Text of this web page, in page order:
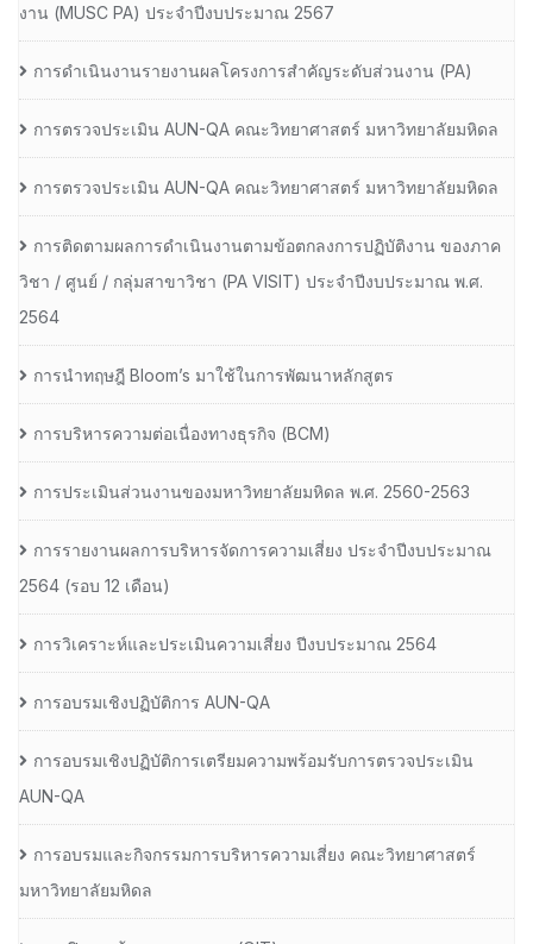
งาน (MUSC PA) ประจำปีงบประมาณ 2567
การดำเนินงานรายงานผลโครงการสำคัญระดับส่วนงาน (PA)
การตรวจประเมิน AUN-QA คณะวิทยาศาสตร์ มหาวิทยาลัยมหิดล
การตรวจประเมิน AUN-QA คณะวิทยาศาสตร์ มหาวิทยาลัยมหิดล
การติดตามผลการดำเนินงานตามข้อตกลงการปฏิบัติงาน ของภาค
วิชา / ศูนย์ / กลุ่มสาขาวิชา (PA VISIT) ประจำปีงบประมาณ พ.ศ.​
2564
การนำทฤษฎี Bloom’s มาใช้ในการพัฒนาหลักสูตร
การบริหารความต่อเนื่องทางธุรกิจ (BCM)
การประเมินส่วนงานของมหาวิทยาลัยมหิดล พ.ศ. 2560-2563
การรายงานผลการบริหารจัดการความเสี่ยง ประจำปีงบประมาณ
2564 (รอบ 12 เดือน)
การวิเคราะห์และประเมินความเสี่ยง ปีงบประมาณ 2564
การอบรมเชิงปฏิบัติการ AUN-QA
การอบรมเชิงปฏิบัติการเตรียมความพร้อมรับการตรวจประเมิน
AUN-QA
การอบรมและกิจกรรมการบริหารความเสี่ยง คณะวิทยาศาสตร์
มหาวิทยาลัยมหิดล